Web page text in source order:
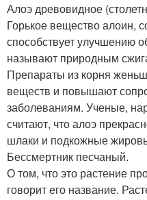
Алоэ древовидное
Горькое вещество алоин,
способствует улучшению
называют природным
Препараты из корня
веществ и повышают
заболеваниям. Ученые,
считают, что алоэ
шлаки и подкожные
Бессмертник песчаный.
О том, что это растение
говорит его название.